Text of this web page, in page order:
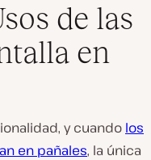
de las
en
y cuando los
en pañales, la única